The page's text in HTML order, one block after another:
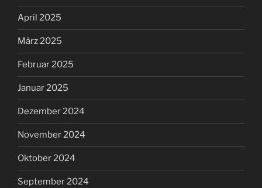
April 2025
März 2025
Februar 2025
Januar 2025
Dezember 2024
November 2024
Oktober 2024
September 2024